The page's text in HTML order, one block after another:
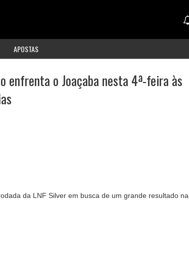
APOSTAS
enfrenta o Joaçaba nesta 4ª-feira às
da LNF Silver em busca de um grande resultado na